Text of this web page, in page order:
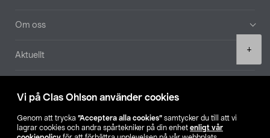
Vi på Clas Ohlson använder cookies
Genom att trycka ”Acceptera alla cookies” samtycker du till att vi
lagrar cookies och andra spårtekniker på din enhet enligt vår
+
Om oss
Aktuellt
Hitta butik